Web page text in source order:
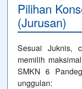
Pilihan
(Jurusan)
Sesuai Juknis,
memilih
SMKN 6
unggulan: